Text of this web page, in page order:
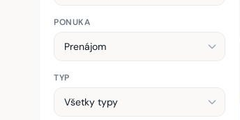
PONUKA
TYP